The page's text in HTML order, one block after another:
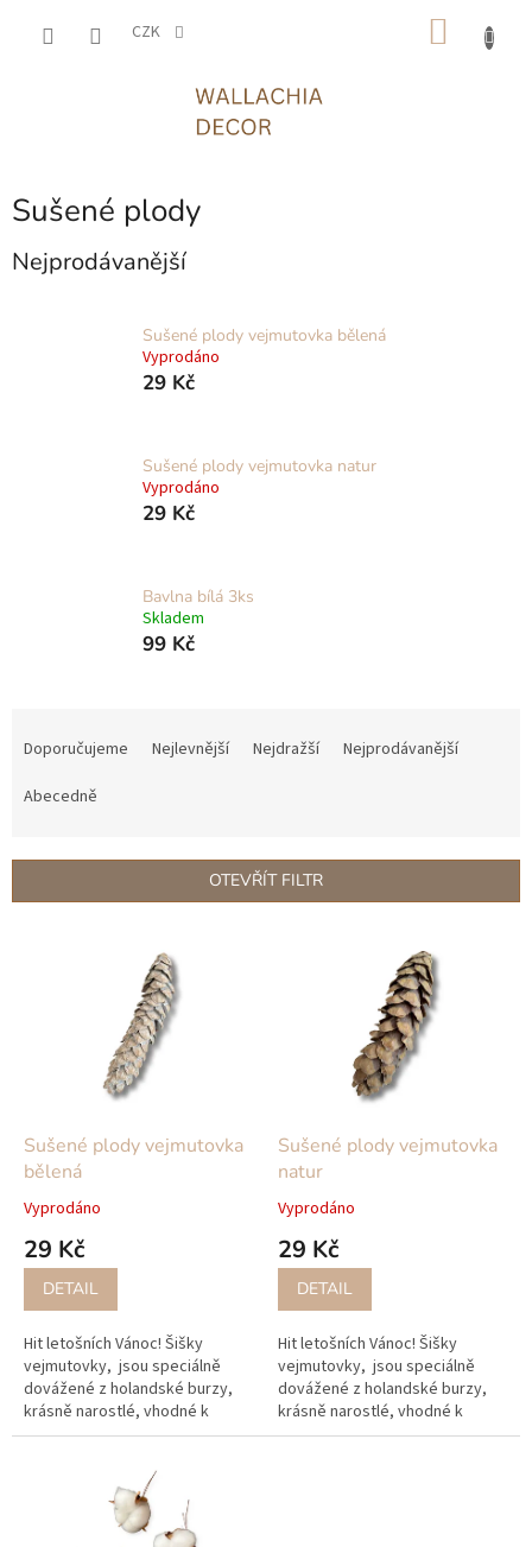
CZK
Sušené plody
Nejprodávanější
Sušené plody vejmutovka bělená
Vyprodáno
29 Kč
Sušené plody vejmutovka natur
Vyprodáno
29 Kč
Bavlna bílá 3ks
Skladem
99 Kč
í
r
Doporučujeme Nejlevnější Nejdražší
Nejprodávanější
Abecedně
OTEVŘÍT FILTR
Sušené plody vejmutovka
bělená
Vyprodáno
29 Kč
DETAIL
Hit letošních Vánoc! Šišky
vejmutovky, jsou speciálně
dovážené z holandské burzy,
krásně narostlé, vhodné k
dalšímu dekorování.
Sušené plody vejmutovka
natur
Vyprodáno
29 Kč
DETAIL
Hit letošních Vánoc! Šišky
vejmutovky, jsou speciálně
dovážené z holandské burzy,
krásně narostlé, vhodné k
dalšímu dekorování.